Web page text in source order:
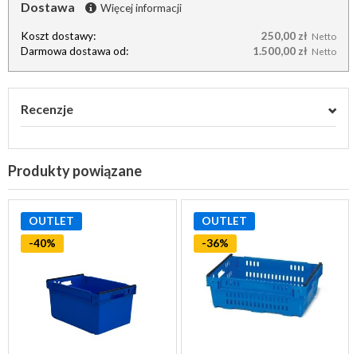
Dostawa Więcej informacji
Koszt dostawy: 250,00 zł Netto
Darmowa dostawa od: 1.500,00 zł Netto
Recenzje
Produkty powiązane
OUTLET
-40%
OUTLET
-36%